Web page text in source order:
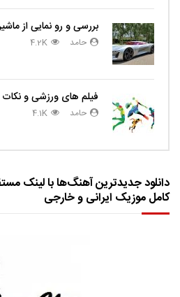
بررسی و رو نمایی از
حامد 4.2K
فیلم های ورزشی و
حامد 4.1K
دانلود جدیدترین آهنگ‌ها با لینک
کامل موزیک ایرانی و خارجی